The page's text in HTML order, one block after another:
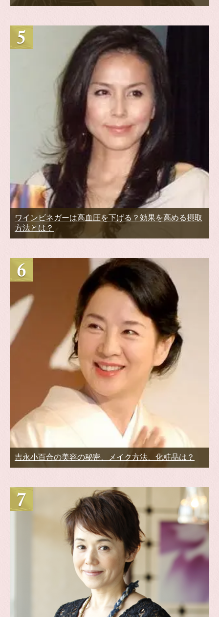
ワインビネガーは高血圧を下げる？効果を高める摂取
方法とは？
吉永小百合の美容の秘密、メイク方法、化粧品は？